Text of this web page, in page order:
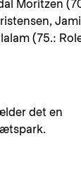
Moritzen
(75.:
det en